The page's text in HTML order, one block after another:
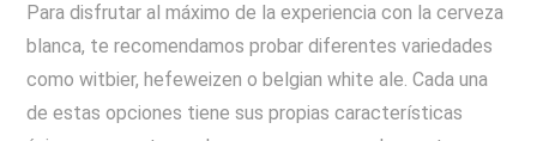
Para disfrutar al máximo de la experiencia con la cerveza
blanca, te recomendamos probar diferentes variedades
como witbier, hefeweizen o belgian white ale. Cada una
de estas opciones tiene sus propias características